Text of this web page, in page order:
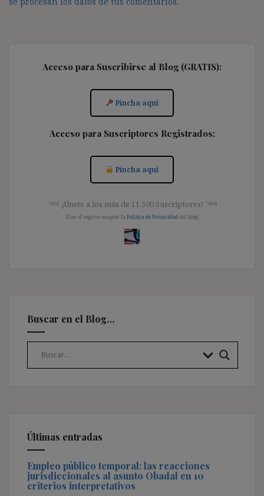
Acceso para Suscribirse al Blog (GRATIS):
Pincha aquí
Acceso para Suscriptores Registrados:
Pincha aquí
༺ ¡Únete a los más de 11.500 Suscriptores! ༺
[Con el registro aceptas la Política de Privacidad del blog]
Buscar en el Blog…
Últimas entradas
Empleo público temporal: las reacciones
jurisdiccionales al asunto Obadal en 10
criterios interpretativos